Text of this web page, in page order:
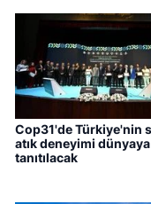
Cop31'de Türkiye'nin
atık deneyimi dünyaya
tanıtılacak